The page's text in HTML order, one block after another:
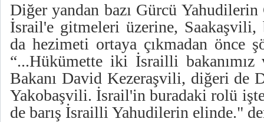
Diğer yandan bazı Gürcü
İsrail'e gitmeleri üzerine, Saakaşvili,
da hezimeti ortaya çıkmadan önce
“...Hükümette iki İsrailli
Bakanı David Kezeraşvili, diğeri de
Yakobaşvili. İsrail'in buradaki rolü
de barış İsrailli Yahudilerin elinde."